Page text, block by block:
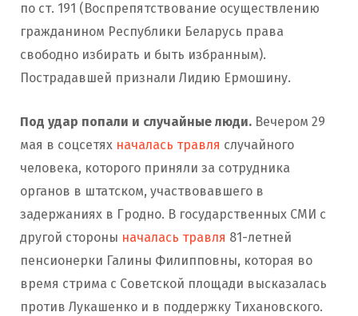
по ст. 191 (Воспрепятствование осуществлению
гражданином Республики Беларусь права
свободно избирать и быть избранным).
Пострадавшей признали Лидию Ермошину.
Под удар попали и случайные люди. Вечером 29
мая в соцсетях началась травля случайного
человека, которого приняли за сотрудника
органов в штатском, участвовавшего в
задержаниях в Гродно. В государственных СМИ с
другой стороны началась травля 81-летней
пенсионерки Галины Филипповны, которая во
время стрима с Советской площади высказалась
против Лукашенко и в поддержку Тихановского.